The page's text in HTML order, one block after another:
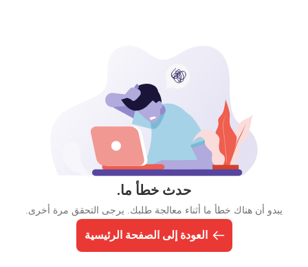
حدث خطأ ما.
يبدو أن هناك خطأ ما أثناء معالجة طلبك. يرجى التحقق مرة أخرى.
العودة إلى الصفحة الرئيسية